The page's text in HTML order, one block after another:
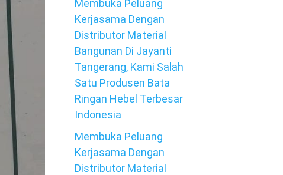
Membuka Peluang
Kerjasama Dengan
Distributor Material
Bangunan Di Jayanti
Tangerang, Kami Salah
Satu Produsen Bata
Ringan Hebel Terbesar
Indonesia
Membuka Peluang
Kerjasama Dengan
Distributor Material